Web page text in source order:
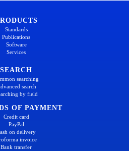
Standards
Publications
Software
Services
SEARCH
searching
search
by field
OF PAYMENT
Credit card
PayPal
on delivery
invoice
Bank transfer